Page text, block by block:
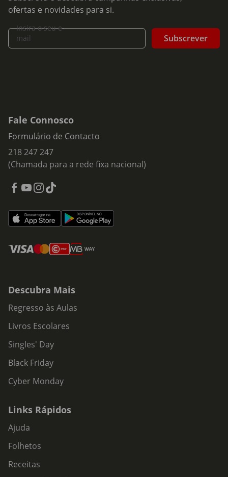
ofertas e novidades para si.
Insira o seu e-
mail
Subscrever
Fale Connosco
Formulário de Contacto
218 247 247
(Chamada para a rede fixa nacional)
Descubra Mais
Regresso às Aulas
Livros Escolares
Singles' Day
Black Friday
Cyber Monday
Links Rápidos
Ajuda
Folhetos
Receitas